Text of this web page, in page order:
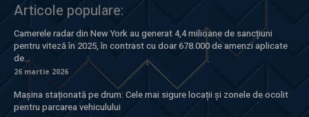
Articole populare:
Camerele radar din New York au generat 4,4 milioane de sancțiuni
pentru viteză în 2025, în contrast cu doar 678.000 de amenzi aplicate
de...
26 martie 2026
Mașina staționată pe drum: Cele mai sigure locații și zonele de ocolit
pentru parcarea vehiculului